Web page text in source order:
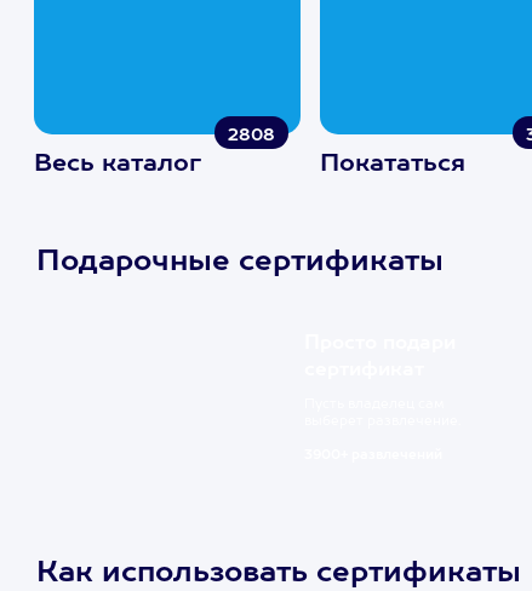
2808
Весь каталог Покататься
Подарочные сертификаты
Как использовать сертификаты